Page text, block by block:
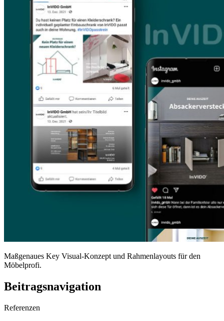
Maßgenaues Key Visual-Konzept und Rahmenlayouts für den
Möbelprofi.
Beitragsnavigation
Referenzen